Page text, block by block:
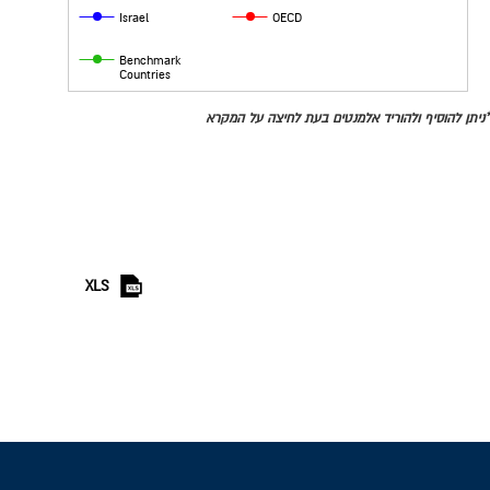
Israel OECD
Benchmark
Countries
*ניתן להוסיף ולהוריד אלמנטים בעת לחיצה על המקרא
XLS